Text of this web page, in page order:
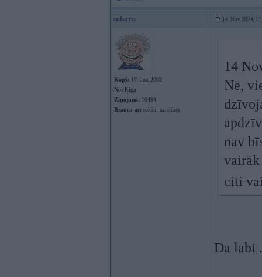
subaru 14. Nov 2024,
Kopš: 17. Jun 2002
No: Rīga
Ziņojumi: 10494
Braucu ar: rokām uz stūres
14
Nē,
nav
vairāk
citi
Da labi